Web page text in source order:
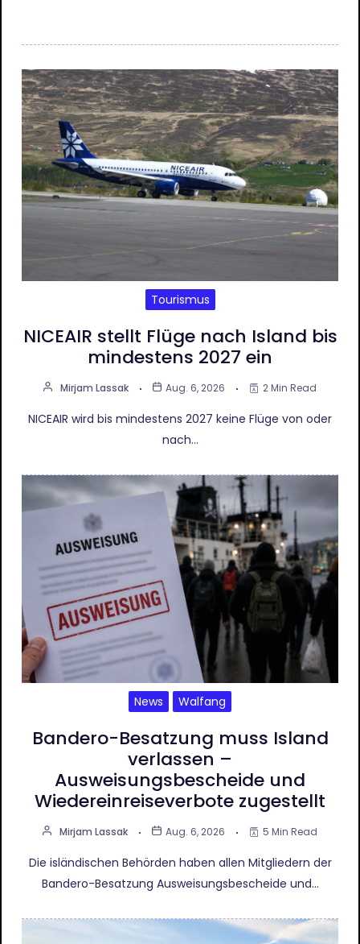
Tourismus
NICEAIR stellt Flüge nach Island bis
mindestens 2027 ein
Mirjam Lassak Aug. 6, 2026 2 Min Read
NICEAIR wird bis mindestens 2027 keine Flüge von oder
nach…
News Walfang
Bandero-Besatzung muss Island
verlassen –
Ausweisungsbescheide und
Wiedereinreiseverbote zugestellt
Mirjam Lassak Aug. 6, 2026 5 Min Read
Die isländischen Behörden haben allen Mitgliedern der
Bandero-Besatzung Ausweisungsbescheide und…